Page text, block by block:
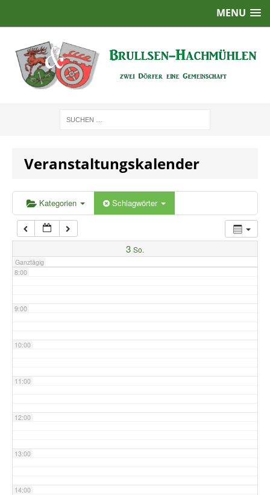
MENU
Veranstaltungskalender
Kategorien Schlagwörter
3 So.
Ganztägig
2:00
5:00
6:00
7:00
8:00
9:00
10:00
11:00
12:00
13:00
14:00